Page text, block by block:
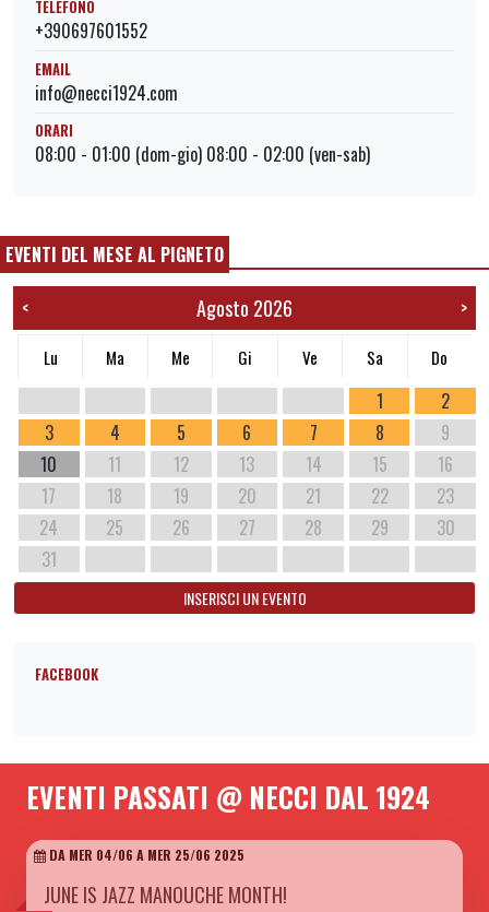
TELEFONO
+390697601552
EMAIL
info@necci1924.com
ORARI
08:00 - 01:00 (dom-gio) 08:00 - 02:00 (ven-sab)
EVENTI DEL MESE AL PIGNETO
< Agosto 2026 >
Lu Ma Me Gi Ve Sa Do
1
2
3
4 5 6 7 8
9
10
11 12 13 14 15
16
17
18 19 20 21 22
23
24
25 26 27 28 29
30
31
INSERISCI UN EVENTO
FACEBOOK
EVENTI PASSATI @ NECCI DAL 1924
DA MER 04/06 A MER 25/06 2025
JUNE IS JAZZ MANOUCHE MONTH!